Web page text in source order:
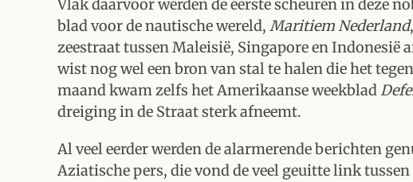
Vlak daarvoor werden de eerste scheuren in deze
blad voor de nautische wereld, Maritiem Nederland
zeestraat tussen Maleisië, Singapore en Indonesië
wist nog wel een bron van stal te halen die het
maand kwam zelfs het Amerikaanse weekblad
dreiging in de Straat sterk afneemt.
Al veel eerder werden de alarmerende berichten
Aziatische pers, die vond de veel geuitte link